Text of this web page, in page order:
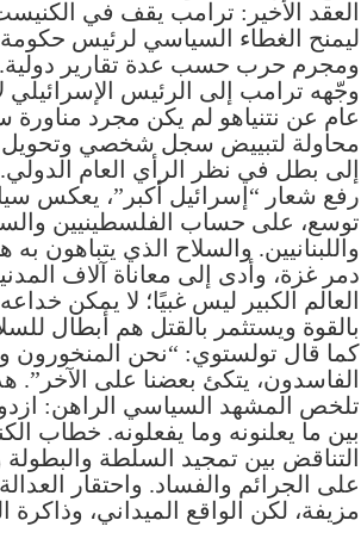
العقد الأخير: ترامب يقف في
ليمنح الغطاء السياسي لرئيس حكومة
ومجرم حرب حسب عدة تقارير
وجّهه ترامب إلى الرئيس الإسرائيلي
عام عن نتنياهو لم يكن مجرد مناورة
محاولة لتبييض سجل شخصي
إلى بطل في نظر الرأي العام الدولي.
رفع شعار “إسرائيل أكبر”، يعكس
توسع، على حساب الفلسطينيين
واللبنانيين. والسلاح الذي يتباهون
دمر غزة، وأدى إلى معاناة آلاف
العالم الكبير ليس غبيًا؛ لا يمكن
بالقوة ويستثمر بالقتل هم أبطال
كما قال تولستوي: “نحن المنخورون
الفاسدون، يتكئ بعضنا على الآخر”.
تلخص المشهد السياسي الراهن:
بين ما يعلنونه وما يفعلونه. خطاب
التناقض بين تمجيد السلطة والبطولة
على الجرائم والفساد. واحتقار
مزيفة، لكن الواقع الميداني،